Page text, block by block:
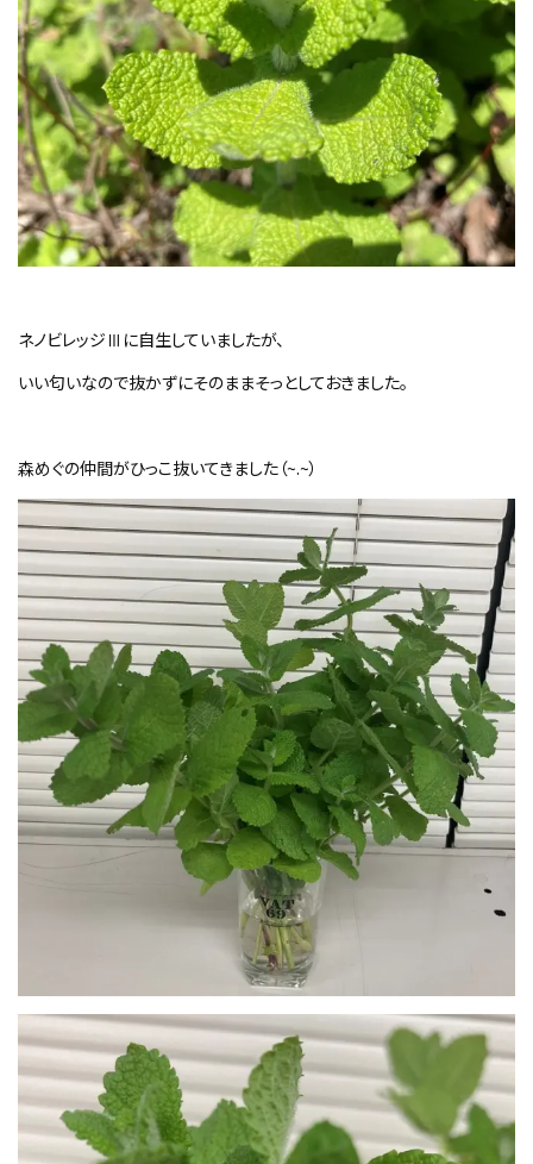
ネノビレッジⅢに自生していましたが、
いい匂いなので抜かずにそのままそっとしておきました。
森めぐの仲間がひっこ抜いてきました（~.~）